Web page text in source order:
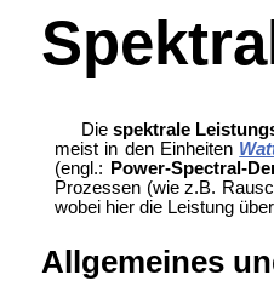
Die spektrale
meist in den Einheiten
(engl.:
Power-Spectral-
Prozessen (wie z.B.
wobei hier die Leistung
Allgemeines